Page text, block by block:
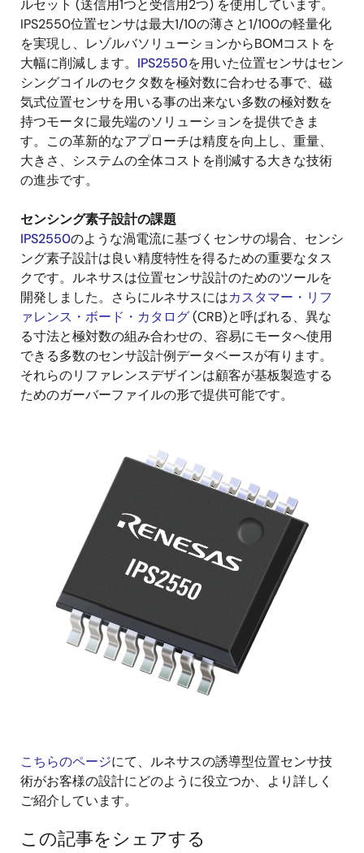
ルセット (送信用1つと受信用2つ) を使用しています。
IPS2550位置センサは最大1/10の薄さと1/100の軽量化
を実現し、レゾルバソリューションからBOMコストを
大幅に削減します。 IPS2550を用いた位置センサはセン
シングコイルのセクタ数を極対数に合わせる事で、磁
気式位置センサを用いる事の出来ない多数の極対数を
持つモータに最先端のソリューションを提供できま
す。この革新的なアプローチは精度を向上し、重量、
大きさ、システムの全体コストを削減する大きな技術
の進歩です。
センシング素子設計の課題
IPS2550のような渦電流に基づくセンサの場合、センシ
ング素子設計は良い精度特性を得るための重要なタス
クです。ルネサスは位置センサ設計のためのツールを
開発しました。さらにルネサスにはカスタマー・リフ
ァレンス・ボード・カタログ(CRB)と呼ばれる、異な
る寸法と極対数の組み合わせの、容易にモータへ使用
できる多数のセンサ設計例データベースが有ります。
それらのリファレンスデザインは顧客が基板製造する
ためのガーバーファイルの形で提供可能です。
こちらのページにて、ルネサスの誘導型位置センサ技
術がお客様の設計にどのように役立つか、より詳しく
ご紹介しています。
この記事をシェアする